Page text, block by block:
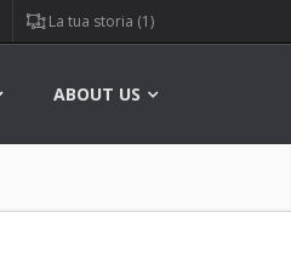
La tua storia (1)
ABOUT US